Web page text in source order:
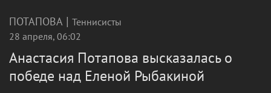
ПОТАПОВА | Теннисисты
28 апреля, 06:02
Анастасия Потапова высказалась о
победе над Еленой Рыбакиной